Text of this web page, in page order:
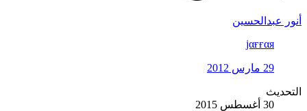
أنور عبدالحسين
jαғғαя
29 مارس 2012
التحديث
30 أغسطس 2015